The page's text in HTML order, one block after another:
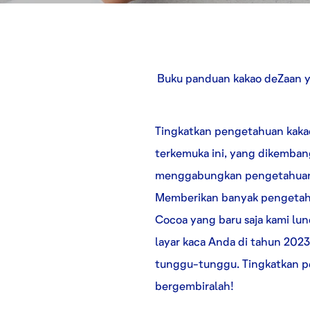
Buku panduan kakao
Tingkatkan pengetahuan
terkemuka ini, yang
menggabungkan
Memberikan banyak
Cocoa yang baru saja kami
layar kaca Anda di tahun
tunggu-tunggu. Tingkatkan
bergembiralah!